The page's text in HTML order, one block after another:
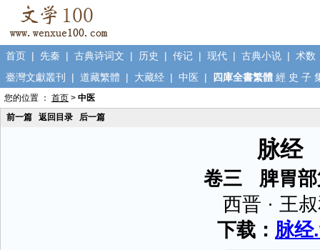
首页 | 先秦 | 古典诗词文 | 历史 | 传记 | 现代 | 古典小说 | 术数
臺灣文獻叢刊
| 道藏繁體 | 大藏经 | 中医 | 四庫全書繁體 經 史 子
您的位置 ： 首页 > 中医
前一篇
返回目录 后一篇
脉经
卷三 脾胃部
西晋 · 王
下载： 脉